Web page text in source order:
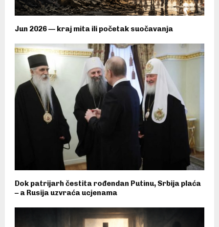
Jun 2026 — kraj mita ili početak suočavanja
Dok patrijarh čestita rođendan Putinu, Srbija plaća
– a Rusija uzvraća ucjenama